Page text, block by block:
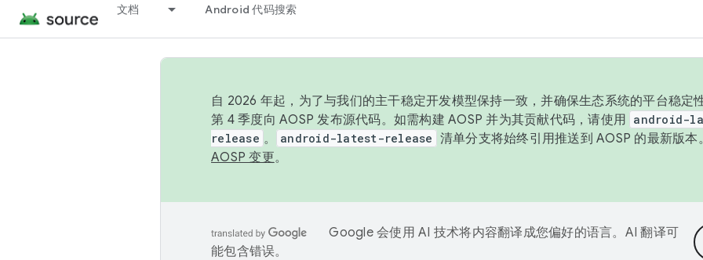
文档 Android 代码搜索
自 2026 年起，为了与我们的主干稳定开发模型保持一致，并确保生态系统的平台稳定
第 4 季度向 AOSP 发布源代码。如需构建 AOSP 并为其贡献代码，请使用 android-
release 。 android-latest-release 清单分支将始终引用推送到 AOSP 的最新版
AOSP 变更。
Google 会使用 AI 技术将内容翻译成您偏好的语言。AI 翻译可
能包含错误。